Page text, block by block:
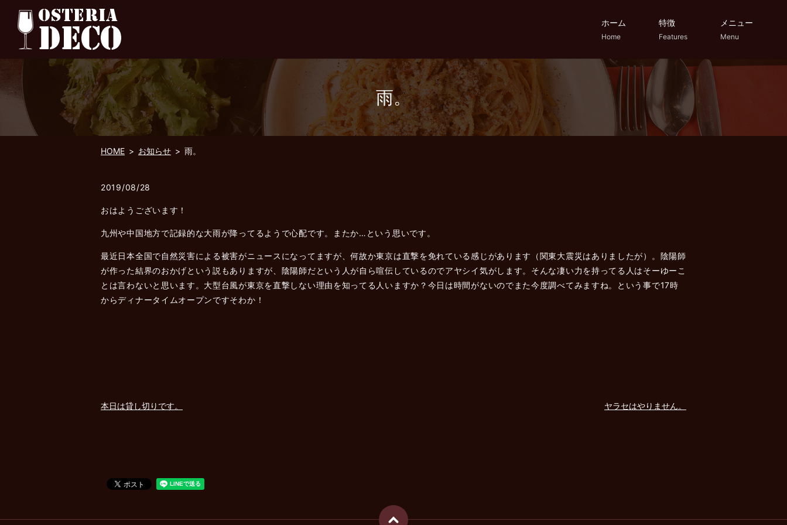
ホーム
Home
特徴
Features
メニュー
Menu
雨。
HOME お知らせ 雨。
2019/08/28
おはようございます！
九州や中国地方で記録的な大雨が降ってるようで心配です。またか…という思いです。
最近日本全国で自然災害による被害がニュースになってますが、何故か東京は直撃を免れている感じがあります（関東大震災はありましたが）。陰陽師
が作った結界のおかげという説もありますが、陰陽師だという人が自ら喧伝しているのでアヤシイ気がします。そんな凄い力を持ってる人はそーゆーこ
とは言わないと思います。大型台風が東京を直撃しない理由を知ってる人いますか？今日は時間がないのでまた今度調べてみますね。という事で17時
からディナータイムオープンですそわか！
本日は貸し切りです。 ヤラセはやりません。